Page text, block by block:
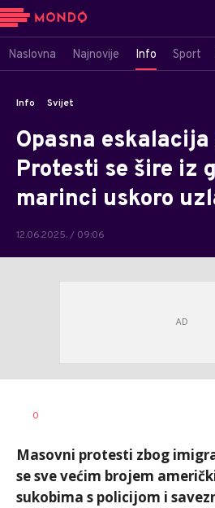
Naslovna Najnovije Info Sport
Info Svijet
Opasna
Protesti se šire iz
marinci uskoro
12.06.2025. / 09:06
AUTOR
0
Masovni protesti zbog
se sve većim brojem
sukobima s policijom i